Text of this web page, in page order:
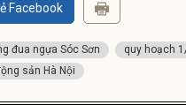
Facebook
đua ngựa Sóc Sơn quy hoạch
sản Hà Nội